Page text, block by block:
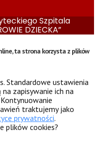
Szpitala
DZIECKA”
ta strona korzysta z plików
Standardowe ustawienia
zapisywanie ich na
traktujemy jako
prywatności.
plików cookies?